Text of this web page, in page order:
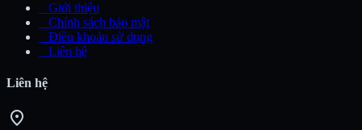
Giới thiệu
Chính sách bảo mật
Điều khoản sử dụng
Liên hệ
Liên hệ
location_on